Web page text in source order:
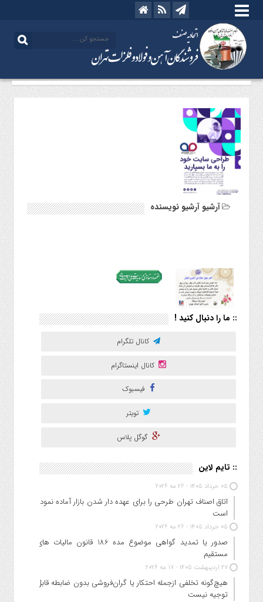
آرشیو آرشیو نویسنده
:: ما را دنبال کنید !
کانال تلگرام
کانال اینستاگرام
فیسبوک
تویتر
گوگل پلاس
:: تایم لاین
05 خرداد 1405 - 26 مه 2026
اتاق اصناف تهران طرحی را برای عهده دار شدن بازار آماده نموده
است
05 خرداد 1405 - 26 مه 2026
صدور یا تمدید گواهی موضوع مده 186 قانون مالیات های
مستقیم
27 اردیبهشت 1405 - 17 مه 2026
هیچ‌گونه تخلفی ازجمله احتکار یا گران‌فروشی بدون ضابطه قابل
توجیه نیست